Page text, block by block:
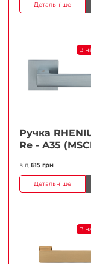
Детальніше
В
Ручка
Re - A35
від 615 грн
Детальніше
В